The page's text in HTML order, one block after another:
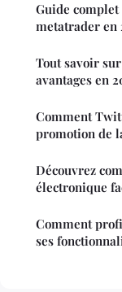
Guide
metatrader en
Tout savoir
avantages en
Comment
promotion de
Découvrez
électronique
Comment
ses